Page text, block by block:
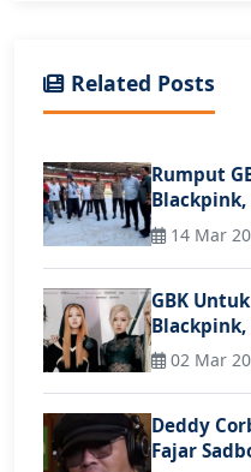
Related Posts
Rumput
Blackpink,
14 Mar
GBK
Blackpink,
02 Mar
Deddy
Fajar